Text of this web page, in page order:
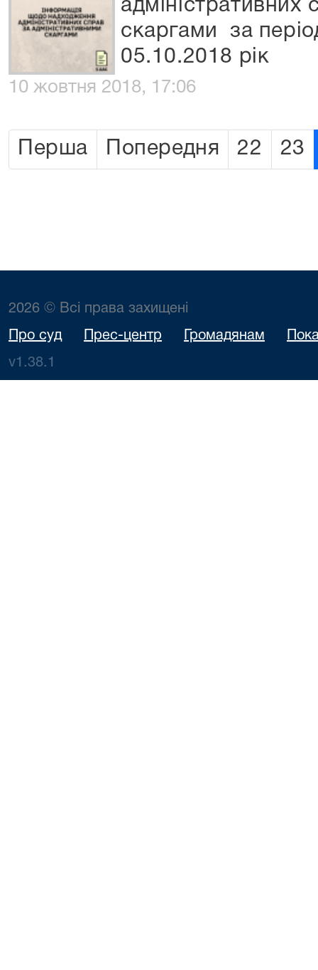
адміністративних
скаргами за
05.10.2018 рік
10 жовтня 2018, 17:06
Перша Попередня 22 23
2026 © Всі права захищені
Про суд Прес-центр Громадянам
v1.38.1